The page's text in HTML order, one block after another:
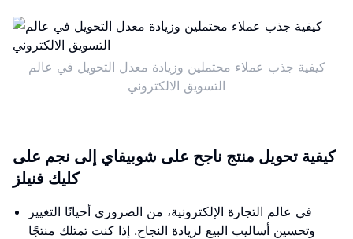
كيفية جذب عملاء محتملين وزيادة معدل التحويل في عالم
التسويق الالكتروني
كيفية تحويل منتج ناجح على شوبيفاي إلى نجم على
كليك فنيلز
في عالم التجارة الإلكترونية، من الضروري أحيانًا التغيير
وتحسين أساليب البيع لزيادة النجاح. إذا كنت تمتلك منتجًا